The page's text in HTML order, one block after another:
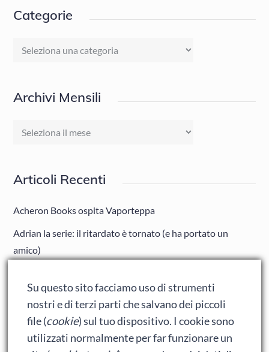
Categorie
Categorie
Archivi Mensili
Archivi
Articoli Recenti
Acheron Books ospita Vaporteppa
Adrian la serie: il ritardato è tornato (e ha portato un
amico)
Ralph spacca Internet: analisi del film
Bumblebee: un buon film dei Transformers
Su questo sito facciamo uso di strumenti
nostri e di terzi parti che salvano dei piccoli
file (cookie) sul tuo dispositivo. I cookie sono
utilizzati normalmente per far funzionare un